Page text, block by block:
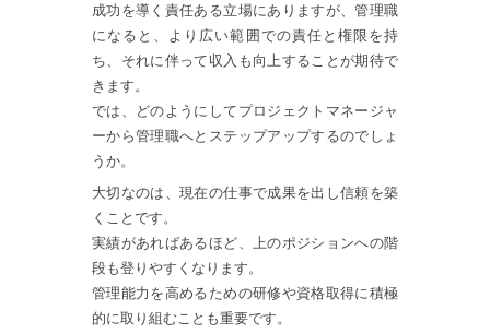
成功を導く責任ある立場にありますが、管理職
になると、より広い範囲での責任と権限を持
ち、それに伴って収入も向上することが期待で
きます。
では、どのようにしてプロジェクトマネージャ
ーから管理職へとステップアップするのでしょ
うか。
大切なのは、現在の仕事で成果を出し信頼を築
くことです。
実績があればあるほど、上のポジションへの階
段も登りやすくなります。
管理能力を高めるための研修や資格取得に積極
的に取り組むことも重要です。